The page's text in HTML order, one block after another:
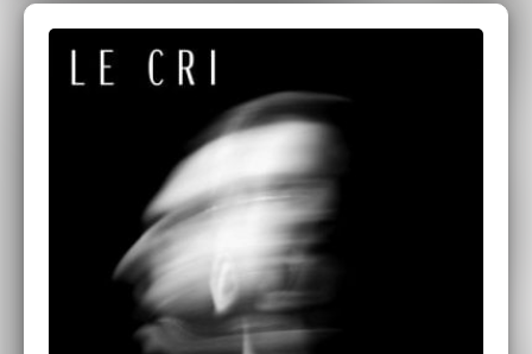
Jean-Baptiste Paliès : Batterie
Alexandre Perrot : Contrebasse